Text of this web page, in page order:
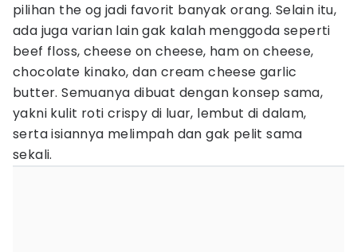
pilihan the og jadi favorit banyak orang. Selain itu,
ada juga varian lain gak kalah menggoda seperti
beef floss, cheese on cheese, ham on cheese,
chocolate kinako, dan cream cheese garlic
butter. Semuanya dibuat dengan konsep sama,
yakni kulit roti crispy di luar, lembut di dalam,
serta isiannya melimpah dan gak pelit sama
sekali.